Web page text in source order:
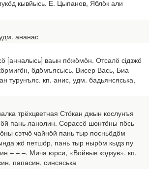
кывйысь. Е. Цыпанов, Яблӧк али
ананас
[анналысь] ваын пӧжӧмӧн. Отсалӧ сідзжӧ
ӧдӧмъясысь. Висер Вась, Биа
турунъяс. кп. анис, удм. бадьянсяська,
трёхцветная Стӧкан джын кослунъя
пань ланолин. Сорассӧ шонтӧны пӧсь
сэтчӧ чайнӧй пань тыр посньӧдӧм
жӧ петшӧр, пань тыр нырӧм кыдз пу
– – –. Мича юрси, «Войвыв кодзув». кп.
папасин, синсяська